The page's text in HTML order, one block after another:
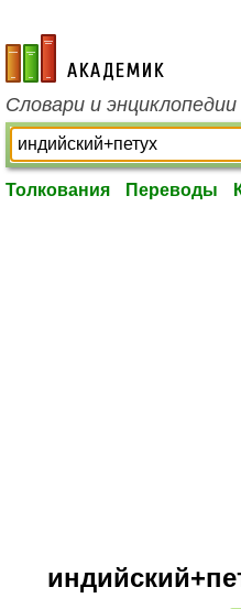
academic.ru
Словари и
Толкования Переводы